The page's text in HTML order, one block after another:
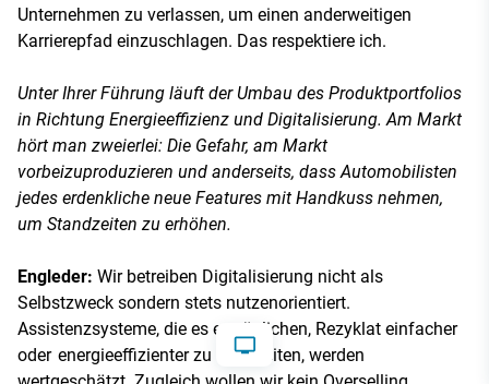
Unternehmen zu verlassen, um einen anderweitigen
Karrierepfad einzuschlagen. Das respektiere ich.
Unter Ihrer Führung läuft der Umbau des Produktportfolios
in Richtung Energieeffizienz und Digitalisierung. Am Markt
hört man zweierlei: Die Gefahr, am Markt
vorbeizuproduzieren und anderseits, dass Automobilisten
jedes erdenkliche neue Features mit Handkuss nehmen,
um Standzeiten zu erhöhen.
Engleder: Wir betreiben Digitalisierung nicht als
Selbstzweck sondern stets nutzenorientiert.
Assistenzsysteme, die es ermöglichen, Rezyklat einfacher
oder energieeffizienter zu verarbeiten, werden